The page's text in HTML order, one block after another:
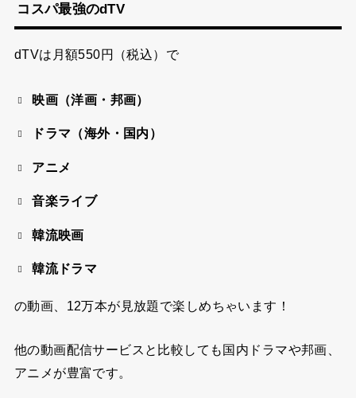
コスパ最強のdTV
dTVは 月額550円（税込） で
映画（洋画・邦画）
ドラマ（海外・国内）
アニメ
音楽ライブ
韓流映画
韓流ドラマ
の動画、 12万本が見放題 で楽しめちゃいます！
他の動画配信サービスと比較しても国内ドラマや邦画、
アニメが豊富です。